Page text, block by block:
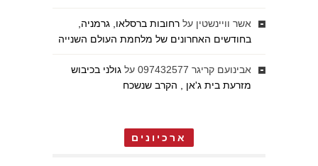
אשר וויינשטין על רחובות ברסלאו, גרמניה,
בחודשים האחרונים של מלחמת העולם השנייה
אבינועם קריגר 097432577 על גולני בכיבוש
מזרעת בית ג'אן , הקרב שנשכח
ארכיונים